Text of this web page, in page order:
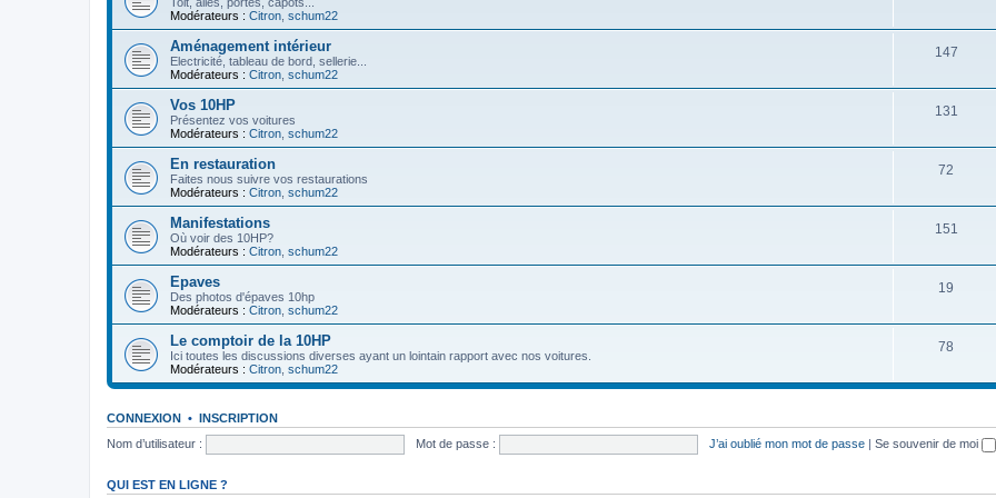
Modérateurs : Citron schum22
Aménagement intérieur
Electricité, tableau de bord, sellerie...
Modérateurs : Citron schum22
147
Vos 10HP
Présentez vos voitures
Modérateurs : Citron schum22
131
En restauration
Faites nous suivre vos restaurations
Modérateurs : Citron schum22
72
Manifestations
Où voir des 10HP?
Modérateurs : Citron schum22
151
Epaves
Des photos d'épaves 10hp
Modérateurs : Citron schum22
19
Le comptoir de la 10HP
Ici toutes les discussions diverses ayant un lointain rapport avec nos voitures.
Modérateurs : Citron schum22
78
CONNEXION • INSCRIPTION
Nom d’utilisateur :
Mot de passe : J’ai oublié mon mot de passe | Se souvenir de moi
QUI EST EN LIGNE ?